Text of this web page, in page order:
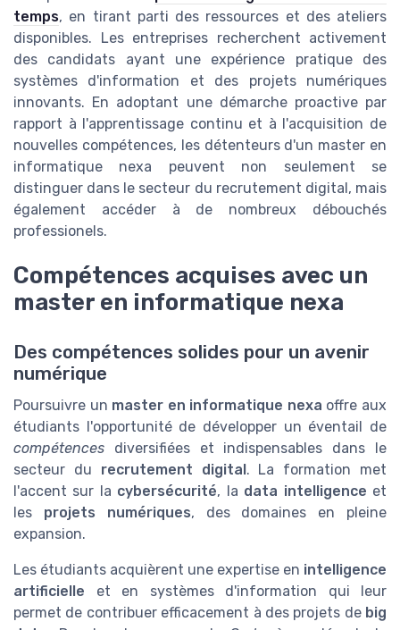
temps, en tirant parti des ressources et des ateliers
disponibles. Les entreprises recherchent activement
des candidats ayant une expérience pratique des
systèmes d'information et des projets numériques
innovants. En adoptant une démarche proactive par
rapport à l'apprentissage continu et à l'acquisition de
nouvelles compétences, les détenteurs d'un master en
informatique nexa peuvent non seulement se
distinguer dans le secteur du recrutement digital, mais
également accéder à de nombreux débouchés
professionels.
Compétences acquises avec un
master en informatique nexa
Des compétences solides pour un avenir
numérique
Poursuivre un master en informatique nexa offre aux
étudiants l'opportunité de développer un éventail de
compétences diversifiées et indispensables dans le
secteur du recrutement digital. La formation met
l'accent sur la cybersécurité, la data intelligence et
les projets numériques, des domaines en pleine
expansion.
Les étudiants acquièrent une expertise en intelligence
artificielle et en systèmes d'information qui leur
permet de contribuer efficacement à des projets de big